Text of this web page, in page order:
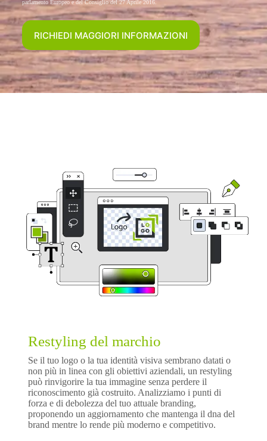
parlamento Europeo e del Consiglio del 27 Aprile 2016.
Restyling del marchio
Se il tuo logo o la tua identità visiva sembrano datati o
non più in linea con gli obiettivi aziendali, un restyling
può rinvigorire la tua immagine senza perdere il
riconoscimento già costruito. Analizziamo i punti di
forza e di debolezza del tuo attuale branding,
proponendo un aggiornamento che mantenga il dna del
brand mentre lo rende più moderno e competitivo.